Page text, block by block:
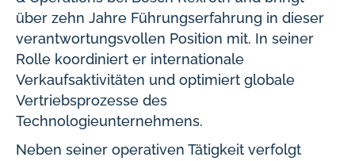
über zehn Jahre Führungserfahrung in dieser
verantwortungsvollen Position mit. In seiner
Rolle koordiniert er internationale
Verkaufsaktivitäten und optimiert globale
Vertriebsprozesse des
Technologieunternehmens.
Neben seiner operativen Tätigkeit verfolgt